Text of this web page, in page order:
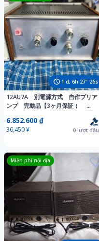
1 d, 6h 27" 24s
12AU7A 別電源方式 自作プリア
ンプ 完動品【3ヶ月保証 ）
6.852.600 ₫
36,450 ¥ 0 lượt đấu
Miễn phí nội địa